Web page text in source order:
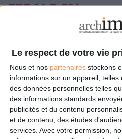
Le respect de votre vie
Nous et nos partenaires stockons
informations sur un appareil,
des données personnelles telles
des informations standards
publicités et du contenu
et de contenu, des études
services. Avec votre permission,
FERALP SN
Mobilier et matériel d'archives
étagères et mobiliers métalliques qui
musées.